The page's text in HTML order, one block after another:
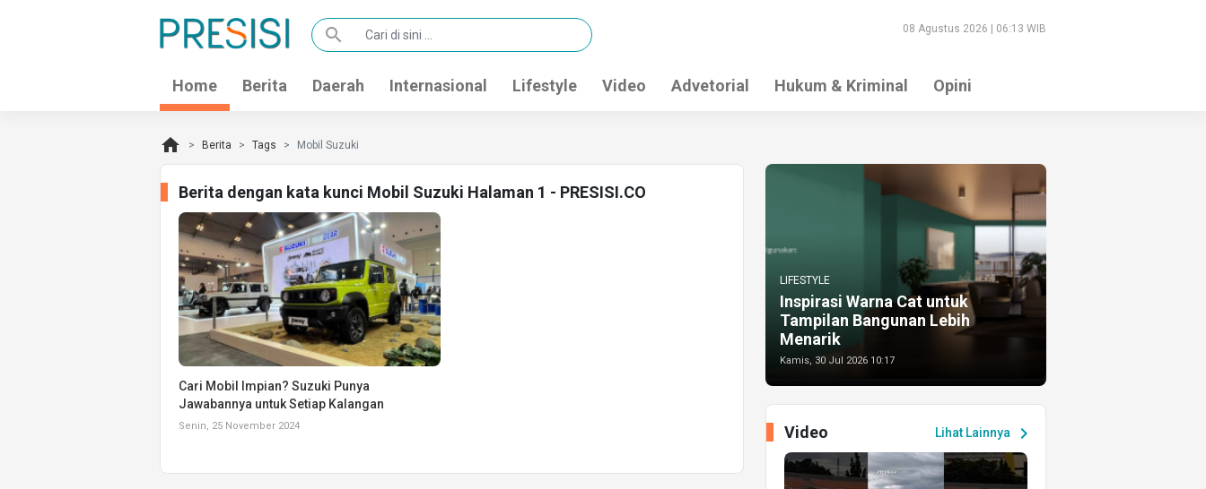
search 08 Agustus 2026 | 06:13 WIB
Home Berita Daerah Internasional Lifestyle Video Advetorial Hukum & Kriminal Opini
home Berita Tags Mobil Suzuki
Berita dengan kata kunci Mobil Suzuki Halaman 1 - PRESISI.CO
Cari Mobil Impian? Suzuki Punya
Jawabannya untuk Setiap Kalangan
Senin, 25 November 2024
LIFESTYLE
Inspirasi Warna Cat untuk
Tampilan Bangunan Lebih
Menarik
Kamis, 30 Jul 2026 10:17
Lihat Lainnya chevron_right
Video